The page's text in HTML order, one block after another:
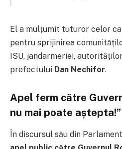
El a mulțumit tuturor celor
pentru sprijinirea
ISU, jandarmeriei,
prefectului Dan Nechifor.
Apel ferm către
nu mai poate aștepta!”
În discursul său din